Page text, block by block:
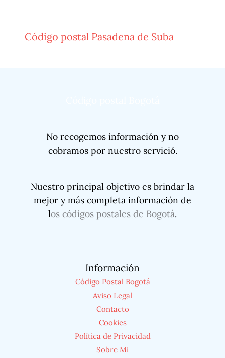
Código postal Pasadena de Suba
No recogemos información y no
cobramos por nuestro servició.
Nuestro principal objetivo es brindar la
mejor y más completa información de
los códigos postales de Bogotá.
Información
Código Postal Bogotá
Aviso Legal
Contacto
Cookies
Política de Privacidad
Sobre Mi